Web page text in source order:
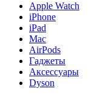
Apple Watch
iPhone
iPad
Mac
AirPods
Гаджеты
Аксессуары
Dyson